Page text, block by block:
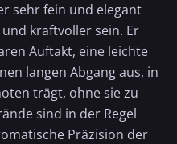
sehr fein und elegant
kraftvoller sein. Er
Auftakt, eine leichte
langen Abgang aus, in
trägt, ohne sie zu
sind in der Regel
Präzision der